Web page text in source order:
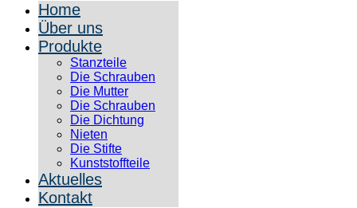
Home
Über uns
Produkte
Stanzteile
Die Schrauben
Die Mutter
Die Schrauben
Die Dichtung
Nieten
Die Stifte
Kunststoffteile
Aktuelles
Kontakt